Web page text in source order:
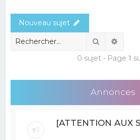
Nouveau sujet
Rechercher
0 sujet • Page 1
Annonces
[ATTENTION AUX